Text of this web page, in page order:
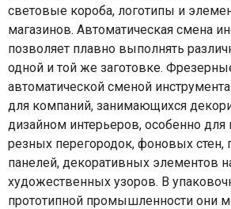
световые короба, логотипы и
магазинов. Автоматическая смена
позволяет плавно выполнять
одной и той же заготовке.
автоматической сменой
для компаний, занимающихся
дизайном интерьеров, особенно для
резных перегородок, фоновых стен,
панелей, декоративных элементов
художественных узоров. В
прототипной промышленности они